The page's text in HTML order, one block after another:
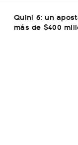
Quini 6: un
más de $400